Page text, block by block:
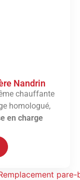
Nandrin
chauffante
homologué,
en charge